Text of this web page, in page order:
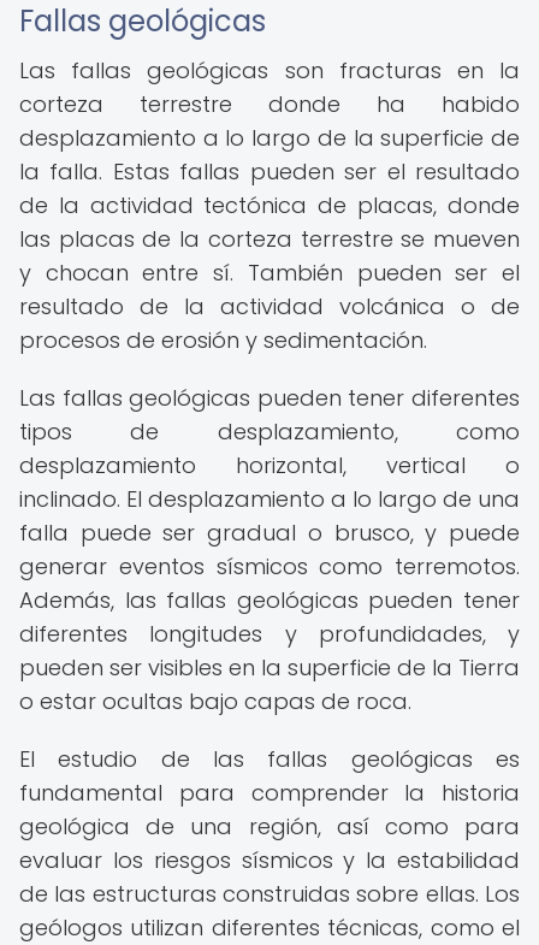
Fallas geológicas
Las fallas geológicas son fracturas en la
corteza terrestre donde ha habido
desplazamiento a lo largo de la superficie de
la falla. Estas fallas pueden ser el resultado
de la actividad tectónica de placas, donde
las placas de la corteza terrestre se mueven
y chocan entre sí. También pueden ser el
resultado de la actividad volcánica o de
procesos de erosión y sedimentación.
Las fallas geológicas pueden tener diferentes
tipos de desplazamiento, como
desplazamiento horizontal, vertical o
inclinado. El desplazamiento a lo largo de una
falla puede ser gradual o brusco, y puede
generar eventos sísmicos como terremotos.
Además, las fallas geológicas pueden tener
diferentes longitudes y profundidades, y
pueden ser visibles en la superficie de la Tierra
o estar ocultas bajo capas de roca.
El estudio de las fallas geológicas es
fundamental para comprender la historia
geológica de una región, así como para
evaluar los riesgos sísmicos y la estabilidad
de las estructuras construidas sobre ellas. Los
geólogos utilizan diferentes técnicas, como el